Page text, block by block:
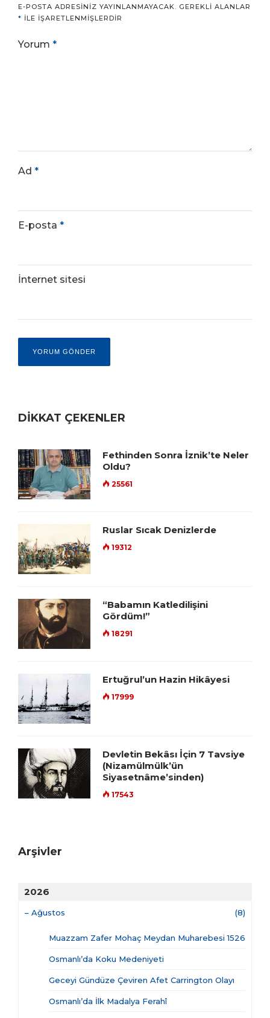
E-POSTA ADRESINIZ YAYINLANMAYACAK.
GEREKLI ALANLAR
* ILE IŞARETLENMIŞLERDIR
Yorum *
Ad *
E-posta *
İnternet sitesi
DİKKAT ÇEKENLER
Fethinden Sonra İznik’te Neler
Oldu?
25561
Ruslar Sıcak Denizlerde
19312
“Babamın Katledilişini
Gördüm!”
18291
Ertuğrul’un Hazin Hikâyesi
17999
Devletin Bekâsı İçin 7 Tavsiye
(Nizamülmülk’ün
Siyasetnâme’sinden)
17543
Arşivler
2026
– Ağustos (8)
Muazzam Zafer Mohaç Meydan Muharebesi 1526
Osmanlı’da Koku Medeniyeti
Geceyi Gündüze Çeviren Afet Carrington Olayı
Osmanlı’da İlk Madalya Ferahî